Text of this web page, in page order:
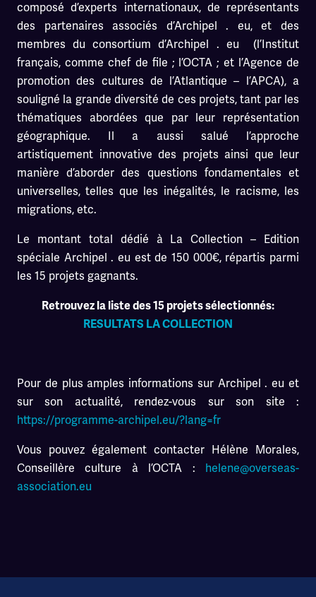
composé d’experts internationaux, de représentants
des partenaires associés d’Archipel . eu, et des
membres du consortium d’Archipel . eu (l’Institut
français, comme chef de file ; l’OCTA ; et l’Agence de
promotion des cultures de l’Atlantique – l’APCA), a
souligné la grande diversité de ces projets, tant par les
thématiques abordées que par leur représentation
géographique. Il a aussi salué l’approche
artistiquement innovative des projets ainsi que leur
manière d’aborder des questions fondamentales et
universelles, telles que les inégalités, le racisme, les
migrations, etc.
Le montant total dédié à La Collection – Edition
spéciale Archipel . eu est de 150 000€, répartis parmi
les 15 projets gagnants.
Retrouvez la liste des 15 projets sélectionnés:
RESULTATS LA COLLECTION
Pour de plus amples informations sur Archipel . eu et
sur son actualité, rendez-vous sur son site :
https://programme-archipel.eu/?lang=fr
Vous pouvez également contacter Hélène Morales,
Conseillère culture à l’OCTA : helene@overseas-
association.eu